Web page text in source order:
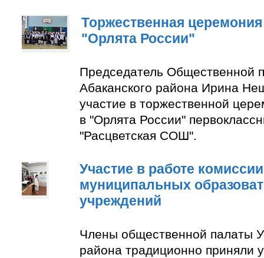
Торжественная
"Орлята России"
Председатель Общественной
Абаканского района Ирина
участие в торжественной
в "Орлята России"
"Расцветская СОШ".
Участие в работе
муниципальных
учреждений
Члены общественной палаты
района традиционно приняли